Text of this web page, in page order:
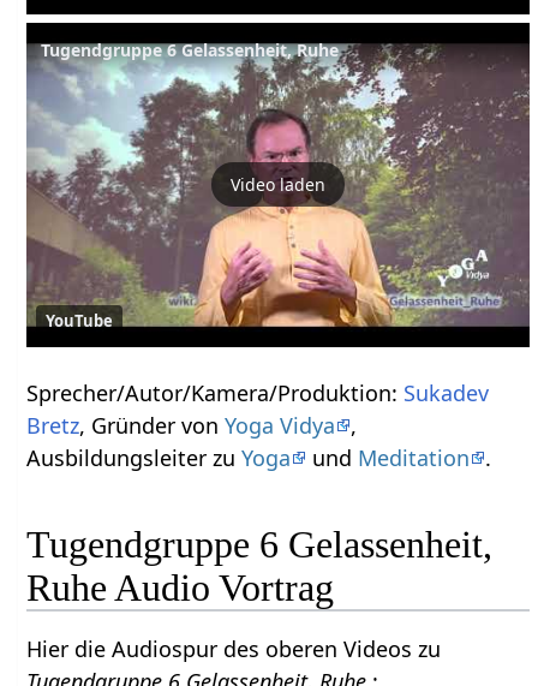
Tugendgruppe 6 Gelassenheit, Ruhe‏‎
Video laden
YouTube
Sprecher/Autor/Kamera/Produktion: Sukadev
Bretz, Gründer vonYoga Vidya
,
Ausbildungsleiter zuYoga und Meditation .
Tugendgruppe 6 Gelassenheit,
Ruhe Audio Vortrag
Hier die Audiospur des oberen Videos zu